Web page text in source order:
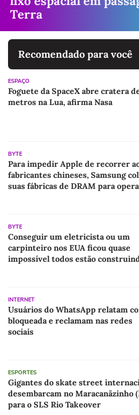
Terra
Recomendado para você
ESPAÇO
Foguete da SpaceX abre cratera
metros na Lua, afirma Nasa
BYTE
Para impedir Apple de recorrer
fabricantes chineses, Samsung
suas fábricas de DRAM para
BYTE
Conseguir um eletricista ou um
carpinteiro nos EUA ficou quase
impossível todos estão
INTERNET
Usuários do WhatsApp relatam
bloqueada e reclamam nas redes
sociais
ESPORTES
Gigantes do skate street
desembarcam no Maracanãzinho
para o SLS Rio Takeover